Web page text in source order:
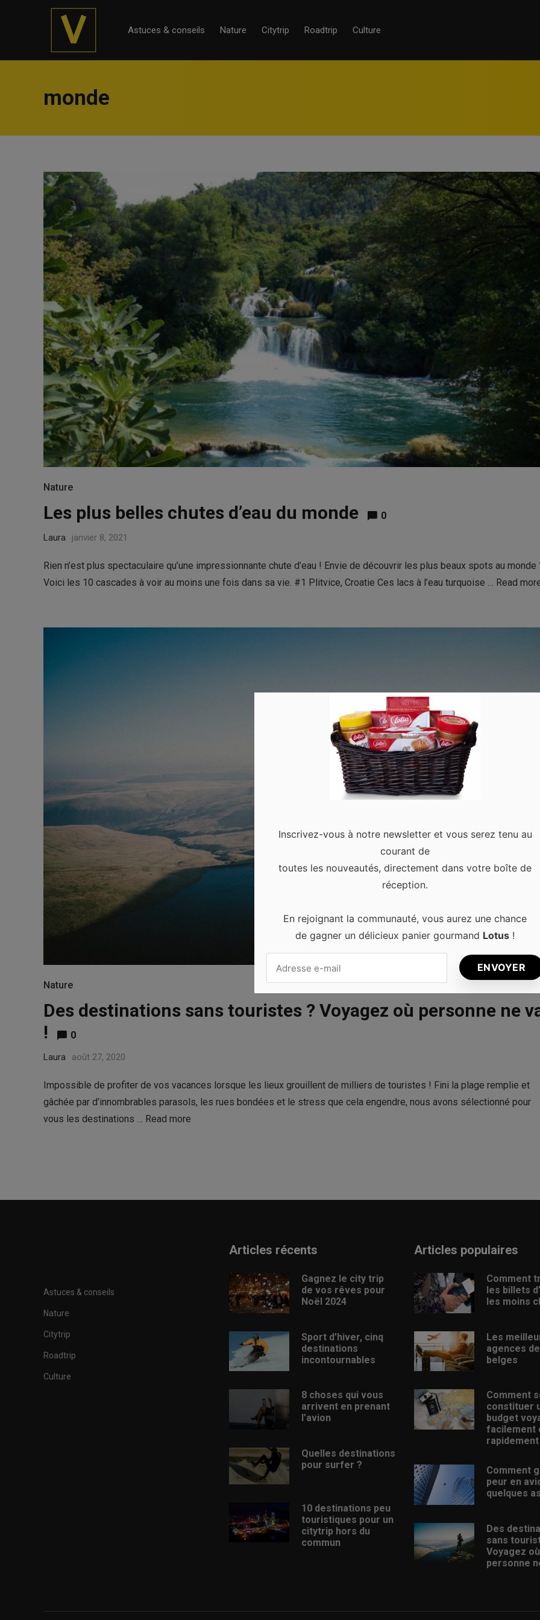
Astuces & conseils Nature Citytrip Roadtrip Culture
monde
Nature
Les plus belles chutes d’eau du monde 0
Laura janvier 8, 2021
Rien n’est plus spectaculaire qu’une impressionnante chute d’eau ! Envie de découvrir les plus beaux spots au monde
Voici les 10 cascades à voir au moins une fois dans sa vie. #1 Plitvice, Croatie Ces lacs à l’eau turquoise … Read
Nature
Des destinations sans touristes ? Voyagez où personne ne
!
0
Laura août 27, 2020
Impossible de profiter de vos vacances lorsque les lieux grouillent de milliers de touristes ! Fini la plage remplie et
gâchée par d’innombrables parasols, les rues bondées et le stress que cela engendre, nous avons sélectionné pour
vous les destinations … Read more
Astuces & conseils
Nature
Citytrip
Roadtrip
Culture
Articles récents
Gagnez le city trip
de vos rêves pour
Noël 2024
Sport d’hiver, cinq
destinations
incontournables
8 choses qui vous
arrivent en prenant
l’avion
Quelles destinations
pour surfer ?
10 destinations peu
touristiques pour un
citytrip hors du
commun
Articles populaires
Comment
les billets
les moins
Les
agences
belges
Comment
constituer
budget
facilement
Comment
peur en
quelques
Des
sans
Voyagez où
personne
Inscrivez-vous à notre newsletter et vous serez tenu au
courant de
toutes les nouveautés, directement dans votre boîte de
réception.
En rejoignant la communauté, vous aurez une chance
de gagner un délicieux panier gourmand Lotus !